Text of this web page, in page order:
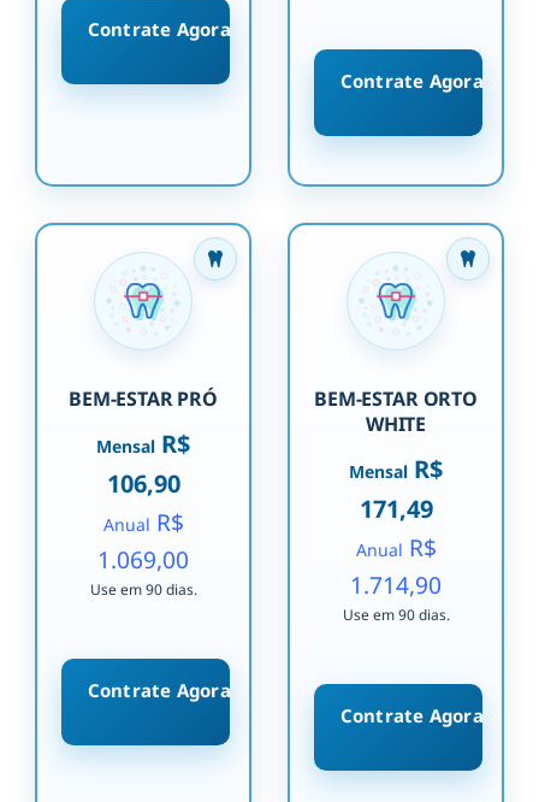
Contrate Agora
Contrate Agora
BEM-ESTAR PRÓ
Mensal R$
106,90
Anual R$
1.069,00
Use em 90 dias.
Contrate Agora
BEM-ESTAR ORTO
WHITE
Mensal R$
171,49
Anual R$
1.714,90
Use em 90 dias.
Contrate Agora